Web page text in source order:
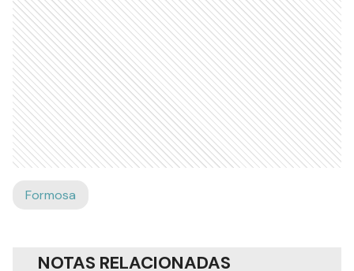
Formosa
NOTAS RELACIONADAS